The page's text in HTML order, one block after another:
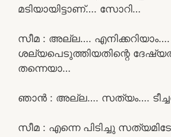
മടിയായിട്ടാണ്…. സോറി…
സീമ : അല്ല….
ശല്യപെടുത്തിയതിന്റെ
തന്നെയാ…
ഞാൻ : അല്ല…. സത്യം….
സീമ : എന്നെ പിടിച്ചു